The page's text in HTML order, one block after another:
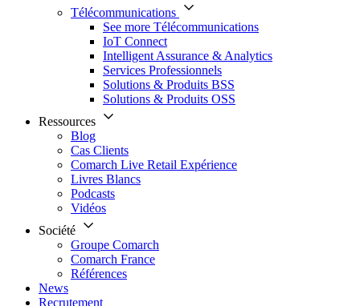
Télécommunications
See more Télécommunications
IoT Connect
Intelligent Assurance & Analytics
Services Professionnels
Solutions & Produits BSS
Solutions & Produits OSS
Ressources
Blog
Cas Clients
Comarch Live Retail Expérience
Livres Blancs
Podcasts
Vidéos
Société
Groupe Comarch
Comarch France
Références
News
Recrutement